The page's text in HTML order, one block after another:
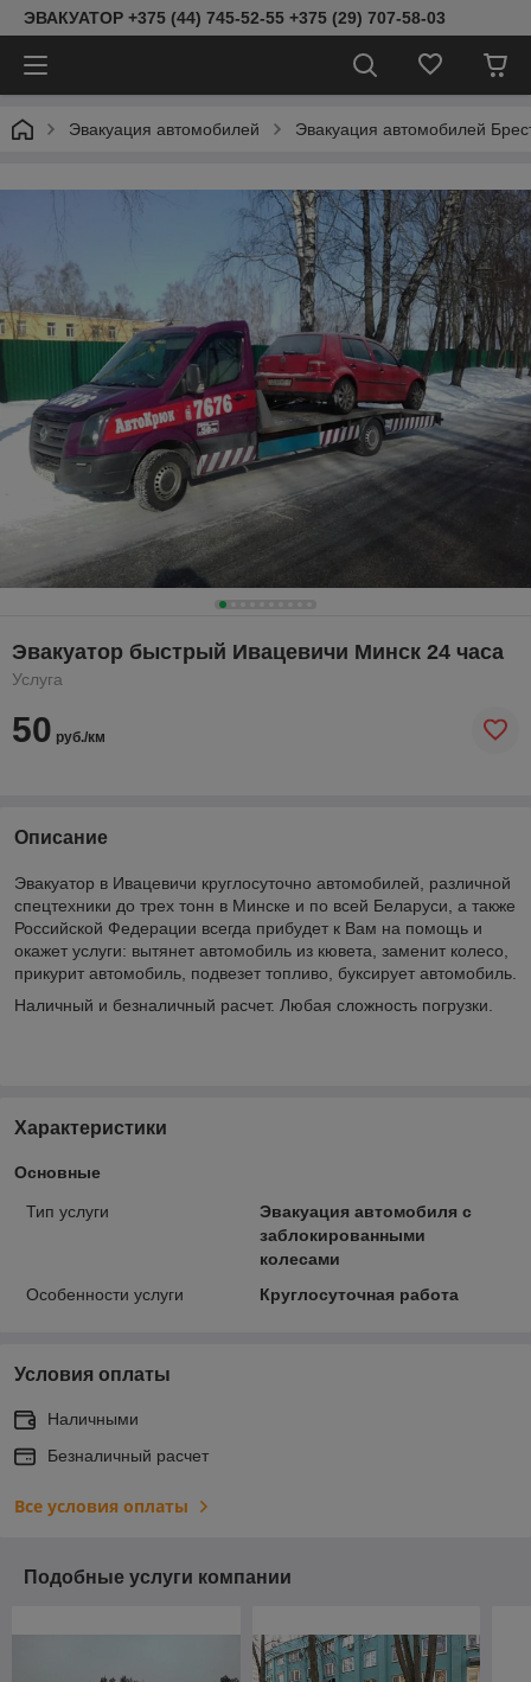
ЭВАКУАТОР +375 (44) 745-52-55 +375 (29) 707-58-03
Эвакуация автомобилей Эвакуация автомобилей
Эвакуатор быстрый Ивацевичи Минск 24 часа
Услуга
50 руб./км
Описание
Эвакуатор в Ивацевичи круглосуточно автомобилей, различной
спецтехники до трех тонн в Минске и по всей Беларуси, а также
Российской Федерации всегда прибудет к Вам на помощь и
окажет услуги: вытянет автомобиль из кювета, заменит колесо,
прикурит автомобиль, подвезет топливо, буксирует автомобиль.
Наличный и безналичный расчет. Любая сложность погрузки.
Характеристики
Основные
Тип услуги
Эвакуация автомобиля с
заблокированными
колесами
Особенности услуги
Круглосуточная работа
Условия оплаты
Наличными
Безналичный расчет
Все условия оплаты
Подобные услуги компании